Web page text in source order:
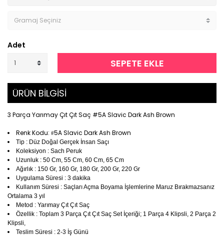
Adet
SEPETE EKLE
ÜRÜN BİLGİSİ
3 Parça Yarımay Çıt Çıt Saç #5A Slavic Dark Ash Brown
Renk Kodu: #5A Slavic Dark Ash Brown
Tip : Düz Doğal Gerçek İnsan Saçı
Koleksiyon : Sach Peruk
Uzunluk : 50 Cm, 55 Cm, 60 Cm, 65 Cm
Ağırlık : 150 Gr, 160 Gr, 180 Gr, 200 Gr, 220 Gr
Uygulama Süresi : 3 dakika
Kullanım Süresi : Saçları Açma Boyama İşlemlerine Maruz Bırakmazsanız
Ortalama 3 yıl
Metod : Yarımay Çıt Çıt Saç
Özellik : Toplam 3 Parça Çıt Çıt Saç Set İçeriği; 1 Parça 4 Klipsli, 2 Parça 2
Klipsli,
Teslim Süresi : 2-3 İş Günü